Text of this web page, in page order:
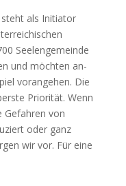
als Initiator
Seelengemeinde
und möchten an-
vorangehen. Die
Priorität. Wenn
Gefahren von
oder ganz
wir vor. Für eine